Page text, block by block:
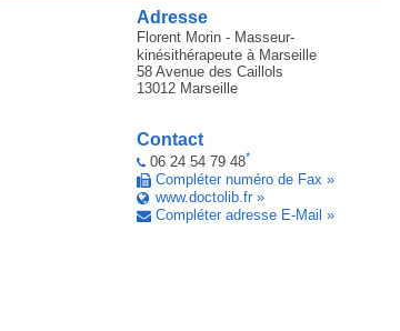
Adresse
Florent Morin - Masseur-
kinésithérapeuteà Marseille
58 Avenue des Caillols
13012 Marseille
Contact
06 24 54 79 48*
Compléter numéro de Fax »
www.doctolib.fr »
Compléter adresse E-Mail »